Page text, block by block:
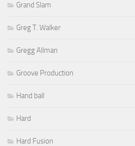
Grand Slam
Greg T. Walker
Gregg Allman
Groove Production
Hand ball
Hard
Hard Fusion